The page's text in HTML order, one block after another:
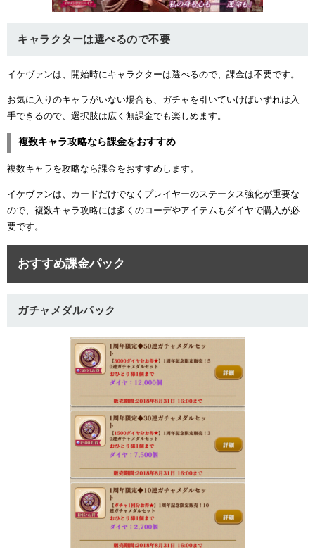
キャラクターは選べるので不要
イケヴァンは、開始時にキャラクターは選べるので、課金は不要です。
お気に入りのキャラがいない場合も、ガチャを引いていけばいずれは入
手できるので、選択肢は広く無課金でも楽しめます。
複数キャラ攻略なら課金をおすすめ
複数キャラを攻略なら課金をおすすめします。
イケヴァンは、カードだけでなくプレイヤーのステータス強化が重要な
ので、複数キャラ攻略には多くのコーデやアイテムもダイヤで購入が必
要です。
おすすめ課金パック
ガチャメダルパック